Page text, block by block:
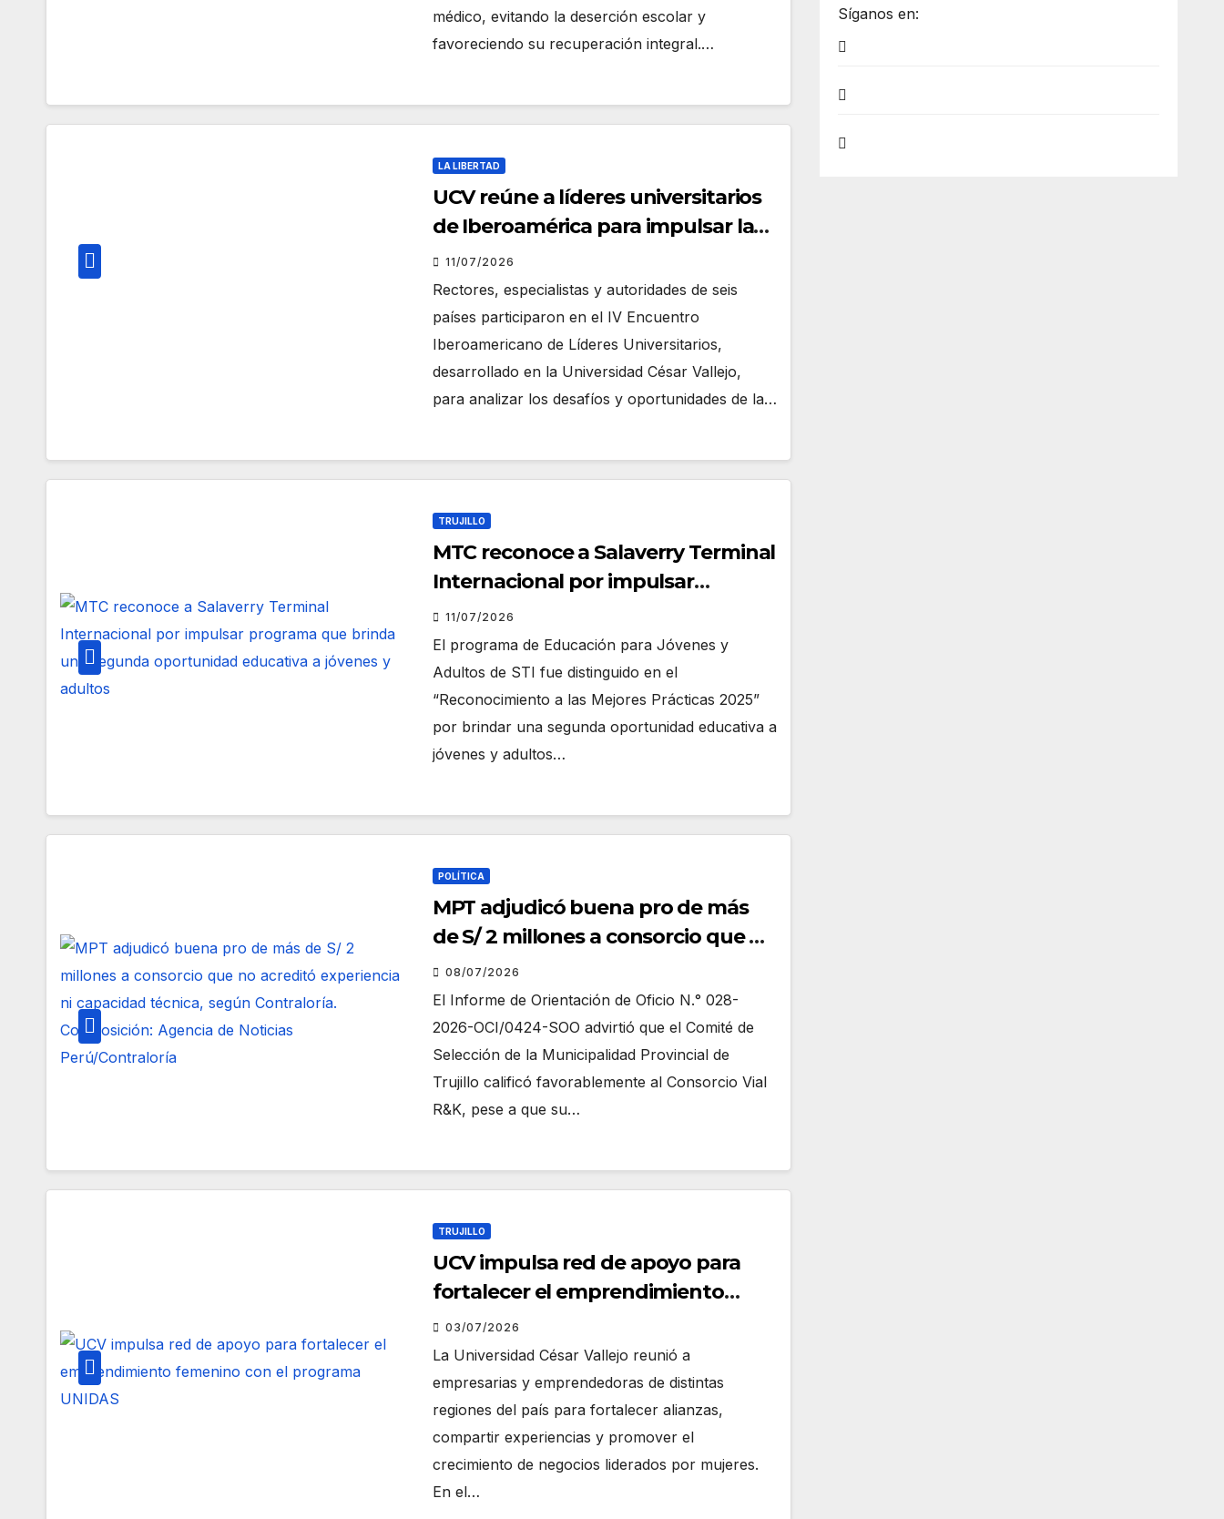
médico, evitando la deserción escolar y
favoreciendo su recuperación integral.…
LA LIBERTAD
UCV reúne a líderes universitarios
de Iberoamérica para impulsar la
innovación y cooperación
académica
11/07/2026
Rectores, especialistas y autoridades de seis
países participaron en el IV Encuentro
Iberoamericano de Líderes Universitarios,
desarrollado en la Universidad César Vallejo,
para analizar los desafíos y oportunidades de la…
TRUJILLO
MTC reconoce a Salaverry Terminal
Internacional por impulsar
programa que brinda una
segunda oportunidad educativa a
jóvenes y adultos
11/07/2026
El programa de Educación para Jóvenes y
Adultos de STI fue distinguido en el
“Reconocimiento a las Mejores Prácticas 2025”
por brindar una segunda oportunidad educativa a
jóvenes y adultos…
POLÍTICA
MPT adjudicó buena pro de más
de S/ 2 millones a consorcio que no
acreditó experiencia ni capacidad
técnica, según Contraloría
08/07/2026
El Informe de Orientación de Oficio N.° 028-
2026-OCI/0424-SOO advirtió que el Comité de
Selección de la Municipalidad Provincial de
Trujillo calificó favorablemente al Consorcio Vial
R&K, pese a que su…
TRUJILLO
UCV impulsa red de apoyo para
fortalecer el emprendimiento
femenino con el programa UNIDAS
03/07/2026
La Universidad César Vallejo reunió a
empresarias y emprendedoras de distintas
regiones del país para fortalecer alianzas,
compartir experiencias y promover el
crecimiento de negocios liderados por mujeres.
En el…
Síganos en: